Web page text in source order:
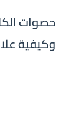
حصوات
وكيفية